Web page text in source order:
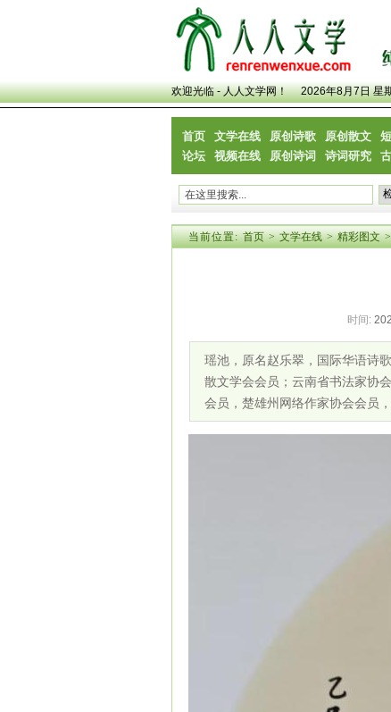
欢迎光临 - 人人文学网！ 2026年8月7日 星
首页 文学在线 原创诗歌 原创散文
论坛
视频在线 原创诗词 诗词研究
当前位置: 首页>文学在线>精彩图文>
时间:
瑶池，原名赵乐翠，国际华语诗
散文学会会员；云南省书法家协
会员，楚雄州网络作家协会会员